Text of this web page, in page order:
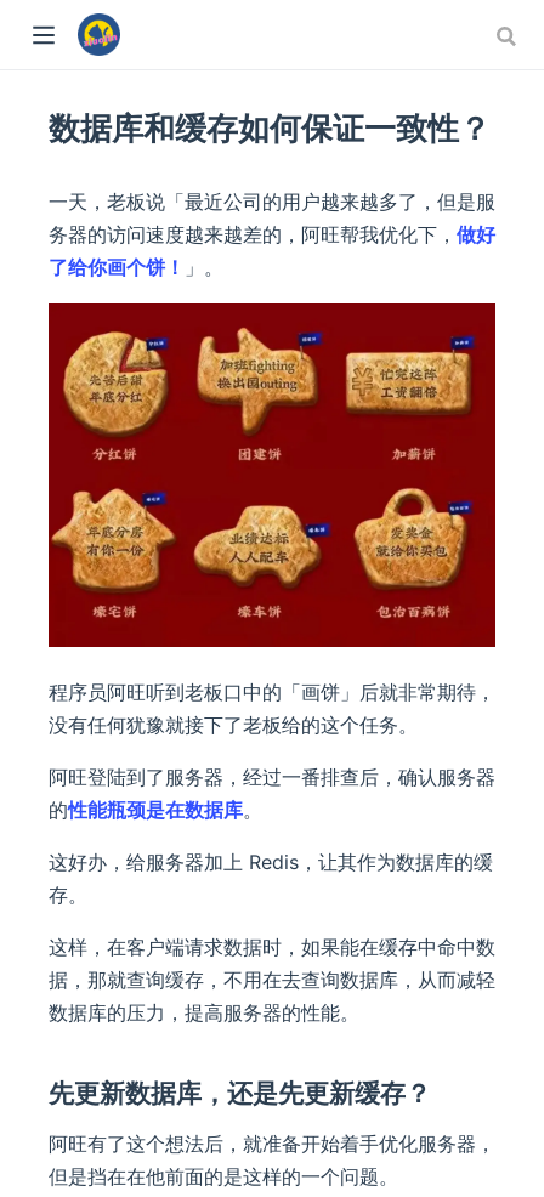
数据库和缓存如何保证一致性？
一天，老板说「最近公司的用户越来越多了，但是服
务器的访问速度越来越差的，阿旺帮我优化下， 做好
了给你画个饼！ 」。
程序员阿旺听到老板口中的「画饼」后就非常期待，
没有任何犹豫就接下了老板给的这个任务。
阿旺登陆到了服务器，经过一番排查后，确认服务器
的性能瓶颈是在数据库。
这好办，给服务器加上 Redis，让其作为数据库的缓
存。
这样，在客户端请求数据时，如果能在缓存中命中数
据，那就查询缓存，不用在去查询数据库，从而减轻
数据库的压力，提高服务器的性能。
先更新数据库，还是先更新缓存？
阿旺有了这个想法后，就准备开始着手优化服务器，
但是挡在在他前面的是这样的一个问题。